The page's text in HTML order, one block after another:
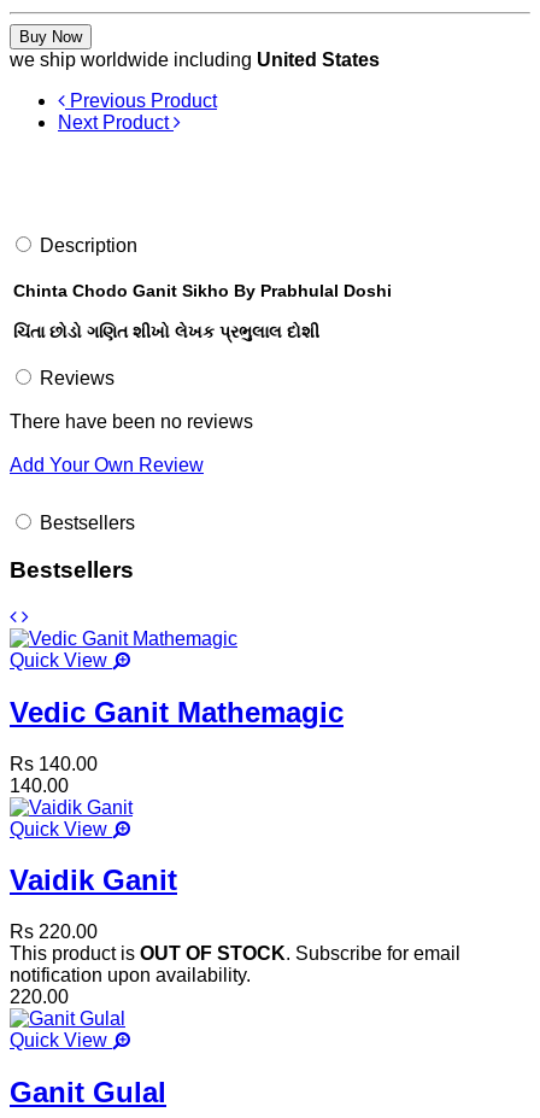
Buy Now
we ship worldwide including United States
Previous Product
Next Product
Description
Chinta Chodo Ganit Sikho By Prabhulal Doshi
ચિંતા છોડો ગણિત શીખો લેખક પ્રભુલાલ દોશી
Reviews
There have been no reviews
Add Your Own Review
Bestsellers
Bestsellers
Quick View
Vedic Ganit Mathemagic
Rs 140.00
140.00
Quick View
Vaidik Ganit
Rs 220.00
This product is OUT OF STOCK. Subscribe for email
notification upon availability.
220.00
Quick View
Ganit Gulal